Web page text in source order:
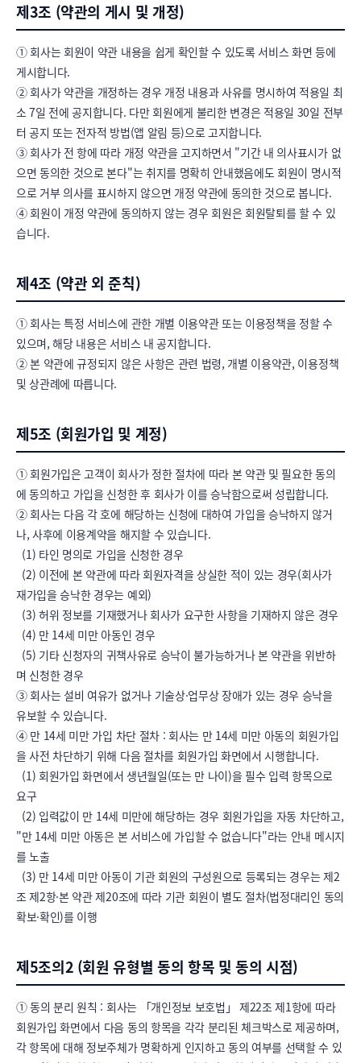
제3조 (약관의 게시 및 개정)
① 회사는 회원이 약관 내용을 쉽게 확인할 수 있도록 서비스 화면 등에
게시합니다.
② 회사가 약관을 개정하는 경우 개정 내용과 사유를 명시하여 적용일 최
소 7일 전에 공지합니다. 다만 회원에게 불리한 변경은 적용일 30일 전부
터 공지 또는 전자적 방법(앱 알림 등)으로 고지합니다.
③ 회사가 전 항에 따라 개정 약관을 고지하면서 "기간 내 의사표시가 없
으면 동의한 것으로 본다"는 취지를 명확히 안내했음에도 회원이 명시적
으로 거부 의사를 표시하지 않으면 개정 약관에 동의한 것으로 봅니다.
④ 회원이 개정 약관에 동의하지 않는 경우 회원은 회원탈퇴를 할 수 있
습니다.
제4조 (약관 외 준칙)
① 회사는 특정 서비스에 관한 개별 이용약관 또는 이용정책을 정할 수
있으며, 해당 내용은 서비스 내 공지합니다.
② 본 약관에 규정되지 않은 사항은 관련 법령, 개별 이용약관, 이용정책
및 상관례에 따릅니다.
제5조 (회원가입 및 계정)
① 회원가입은 고객이 회사가 정한 절차에 따라 본 약관 및 필요한 동의
에 동의하고 가입을 신청한 후 회사가 이를 승낙함으로써 성립합니다.
② 회사는 다음 각 호에 해당하는 신청에 대하여 가입을 승낙하지 않거
나, 사후에 이용계약을 해지할 수 있습니다.
재가입을 승낙한 경우는 예외)
며 신청한 경우
③ 회사는 설비 여유가 없거나 기술상·업무상 장애가 있는 경우 승낙을
유보할 수 있습니다.
④ 만 14세 미만 가입 차단 절차 : 회사는 만 14세 미만 아동의 회원가입
을 사전 차단하기 위해 다음 절차를 회원가입 화면에서 시행합니다.
요구
"만 14세 미만 아동은 본 서비스에 가입할 수 없습니다"라는 안내 메시지
를 노출
조 제2항·본 약관 제20조에 따라 기관 회원이 별도 절차(법정대리인 동의
확보·확인)를 이행
제5조의2 (회원 유형별 동의 항목 및 동의 시점)
① 동의 분리 원칙 : 회사는 「개인정보 보호법」 제22조 제1항에 따라
회원가입 화면에서 다음 동의 항목을 각각 분리된 체크박스로 제공하며,
각 항목에 대해 정보주체가 명확하게 인지하고 동의 여부를 선택할 수 있